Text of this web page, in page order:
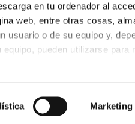
en tu ordenador al
web, entre otras cosas,
usuario o de su equipo y,
pueden utilizarse para
del usuario desde un
Marketing
CP 03610 Petrer
(Alicante)
tel. 966 952 382
fax. 96 695 05 12